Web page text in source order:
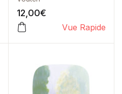
12,00€
Vue Rapide